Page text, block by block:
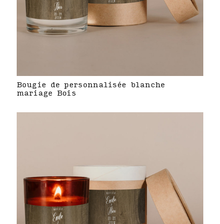
Bougie de personnalisée blanche
mariage Bois